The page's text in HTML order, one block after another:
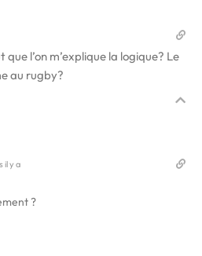
que l’on m’explique la logique? Le
au rugby?
il y a
?